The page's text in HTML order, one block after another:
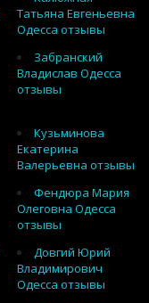
Татьяна Евгеньевна
Одесса отзывы
Забранский
Владислав Одесса
отзывы
Кузьминова
Екатерина
Валерьевна отзывы
Фендюра Мария
Олеговна Одесса
отзывы
Довгий Юрий
Владимирович
Одесса отзывы